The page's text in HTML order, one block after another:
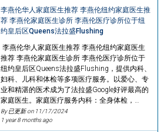
李燕伦华人家庭医生推荐 李燕伦纽约家庭医生推
荐 李燕伦家庭医生诊所 李燕伦医疗诊所位于纽
约皇后区Queens法拉盛Flushing
李燕伦华人家庭医生推荐 李燕伦纽约家庭医生
推荐 李燕伦家庭医生诊所 李燕伦医疗诊所位于
纽约皇后区Queens法拉盛Flushing，提供内科、
妇科、儿科和体检等多项医疗服务。以爱心、专
业和精湛的医术成为了法拉盛Google好评最高的
家庭医生。家庭医疗服务内科：全身体检，…
By 已更新 on 11/17/2024
1 year 8 months ago